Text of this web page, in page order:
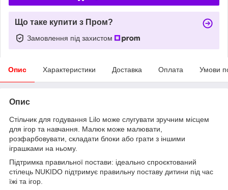
Що таке купити з Пром?
Замовлення під захистом
Опис Характеристики Доставка Оплата Умови
Опис
Стільчик для годування Lilo може слугувати зручним місцем
для ігор та навчання. Малюк може малювати,
розфарбовувати, складати блоки або грати з іншими
іграшками на ньому.
Підтримка правильної постави: ідеально спроєктований
стілець NUKIDO підтримує правильну поставу дитини під час
їжі та ігор.